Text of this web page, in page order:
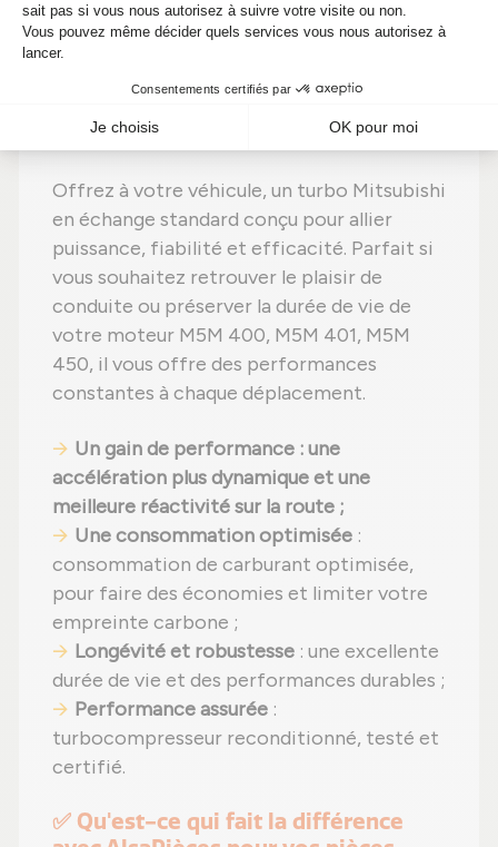
des économies significatives !
🔧 Optimisez les performances de
Mitsubishi reconditionné
Offrez à votre véhicule, un turbo Mitsubishi
en échange standard conçu pour allier
puissance, fiabilité et efficacité. Parfait si
vous souhaitez retrouver le plaisir de
conduite ou préserver la durée de vie de
votre moteur M5M 400, M5M 401, M5M
450, il vous offre des performances
constantes à chaque déplacement.
Un gain de performance : une
accélération plus dynamique et une
meilleure réactivité sur la route ;
Une consommation optimisée :
consommation de carburant optimisée,
pour faire des économies et limiter votre
empreinte carbone ;
Longévité et robustesse : une excellente
durée de vie et des performances durables ;
Performance assurée :
turbocompresseur reconditionné, testé et
certifié.
✅ Qu'est-ce qui fait la différence